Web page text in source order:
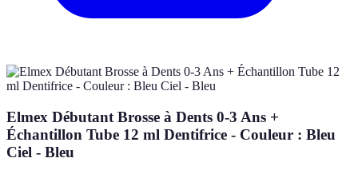
Elmex Débutant Brosse à Dents 0-3 Ans +
Échantillon Tube 12 ml Dentifrice - Couleur : Bleu
Ciel - Bleu